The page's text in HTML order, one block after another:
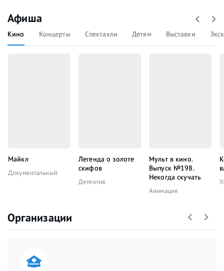
Афиша
Кино Концерты Спектакли Детям Выставки
Майкл
Документальный
Легенда о золоте
скифов
Детектив
Мульт в кино.
Выпуск №198.
Некогда скучать
Анимация
Организации